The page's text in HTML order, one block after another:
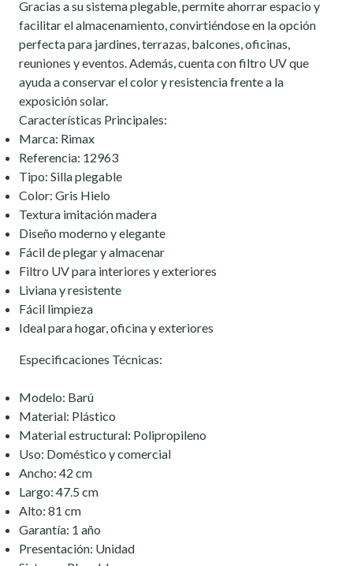
Gracias a su sistema plegable, permite ahorrar espacio y
facilitar el almacenamiento, convirtiéndose en la opción
perfecta para jardines, terrazas, balcones, oficinas,
reuniones y eventos. Además, cuenta con filtro UV que
ayuda a conservar el color y resistencia frente a la
exposición solar.
Características Principales:
Marca: Rimax
Referencia: 12963
Tipo: Silla plegable
Color: Gris Hielo
Textura imitación madera
Diseño moderno y elegante
Fácil de plegar y almacenar
Filtro UV para interiores y exteriores
Liviana y resistente
Fácil limpieza
Ideal para hogar, oficina y exteriores
Especificaciones Técnicas:
Modelo: Barú
Material: Plástico
Material estructural: Polipropileno
Uso: Doméstico y comercial
Ancho: 42 cm
Largo: 47.5 cm
Alto: 81 cm
Garantía: 1 año
Presentación: Unidad